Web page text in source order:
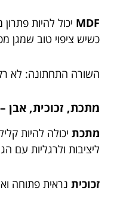
MDF יכול להיות
כשיש ציפוי טוב שמגן
השורה התחתונה: לא
מתכת, זכוכית, אבן
מתכת יכולה להיות
ליציבות ולרגליות עם
זכוכית נראית פתוחה